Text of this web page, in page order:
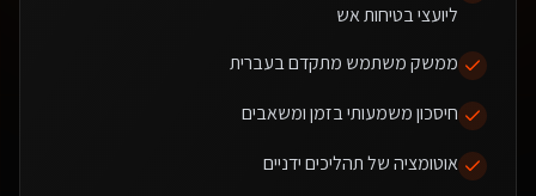
ליועצי בטיחות אש
ממשק משתמש מתקדם בעברית
חיסכון משמעותי בזמן ומשאבים
אוטומציה של תהליכים ידניים